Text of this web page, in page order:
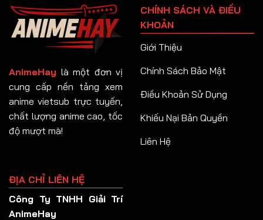
Tập 93
Tập 95
Tập 96
Tập 97
Tập 101
AnimeHay là một đơn vị
cung cấp nền tảng xem
anime vietsub trực tuyến,
chất lượng anime cao, tốc
độ mượt mà!
CHÍNH SÁCH VÀ ĐIỀU
KHOẢN
Giới Thiệu
Chính Sách Bảo Mật
Điều Khoản Sử Dụng
Khiếu Nại Bản Quyền
Liên Hệ
ĐỊA CHỈ LIÊN HỆ
Công Ty TNHH Giải Trí
AnimeHay